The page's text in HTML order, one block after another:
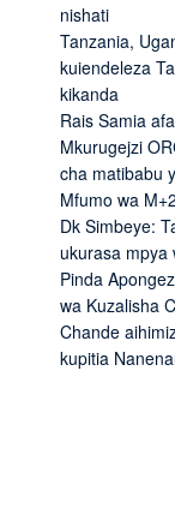
nishati
Tanzania,
kuiendeleza
kikanda
Rais Samia
Mkurugejzi
cha matibabu
Mfumo wa
Dk Simbeye:
ukurasa mpya
Pinda
wa Kuzalisha
Chande
kupitia